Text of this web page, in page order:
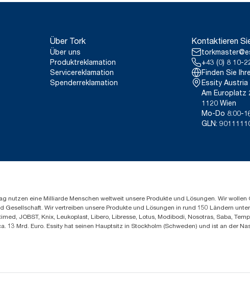
Über Tork
Über uns
Produktreklamation
Servicereklamation
Spenderreklamation
Kontaktieren
+43 (0) 8 10-
Finden Sie
Essity Austria
Am Europlatz
1120 Wien
Mo-Do 8:00-
GLN:
nutzen eine Milliarde Menschen weltweit unsere Produkte und Lösungen. Wir wollen
Wir vertreiben unsere Produkte und Lösungen in rund 150 Ländern
JOBST, Knix, Leukoplast, Libero, Libresse, Lotus, Modibodi, Nosotras, Saba,
Mrd. Euro. Essity hat seinen Hauptsitz in Stockholm (Schweden) und ist an der